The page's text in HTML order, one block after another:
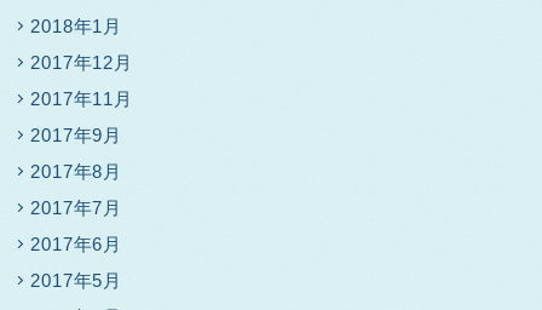
2018年1月
2017年12月
2017年11月
2017年9月
2017年8月
2017年7月
2017年6月
2017年5月